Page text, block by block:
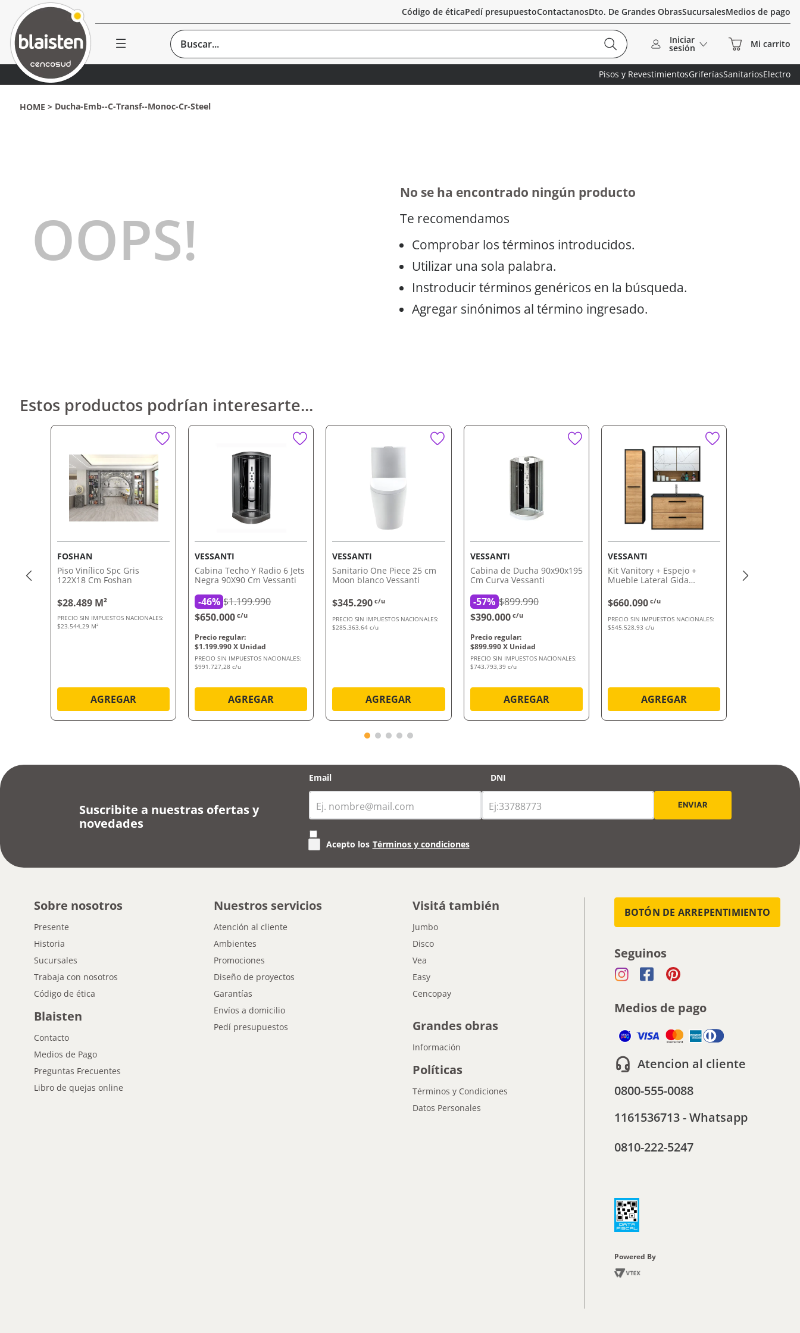
Código de éticaPedí presupuestoContactanosDto. De Grandes ObrasSucursalesMedios de pago
Buscar... Iniciar
sesión
Pisos y RevestimientosGriferíasSanitariosElectro
Ducha-Emb--c-Transf--monoc-Cr-Steel
OOPS!
No se ha encontrado ningún producto
Te recomendamos
Comprobar los términos introducidos.
Utilizar una sola palabra.
Instroducir términos genéricos en la búsqueda.
Agregar sinónimos al término ingresado.
Estos productos podrían interesarte...
FOSHAN
Piso Vinílico Spc Gris
122X18 Cm Foshan
$28.489 M²
PRECIO SIN IMPUESTOS NACIONALES:
$23.544,29 M²
AGREGAR
VESSANTI
Cabina Techo Y Radio 6 Jets
Negra 90X90 Cm Vessanti
-46% $1.199.990
$650.000 c/u
$1.199.990
PRECIO SIN IMPUESTOS NACIONALES:
$991.727,28 c/u
AGREGAR
VESSANTI
Sanitario One Piece 25 cm
Moon blanco Vessanti
$345.290 c/u
PRECIO SIN IMPUESTOS NACIONALES:
$285.363,64 c/u
AGREGAR
VESSANTI
Cabina de Ducha 90x90x195
Cm Curva Vessanti
-57% $899.990
$390.000 c/u
$899.990
PRECIO SIN IMPUESTOS NACIONALES:
$743.793,39 c/u
AGREGAR
VESSANTI
Kit Vanitory + Espejo +
Mueble Lateral Gida
$660.090 c/u
PRECIO SIN IMPUESTOS NACIONALES:
$545.528,93 c/u
AGREGAR
Suscribite a nuestras ofertas y
novedades
Email DNI
Acepto los Términos y condiciones
Sobre nosotros
Presente
Historia
Sucursales
Trabaja con nosotros
Código de ética
Blaisten
Contacto
Medios de Pago
Preguntas Frecuentes
Libro de quejas online
Nuestros servicios
Atención al cliente
Ambientes
Promociones
Diseño de proyectos
Garantías
Envíos a domicilio
Pedí presupuestos
Visitá también
Jumbo
Disco
Vea
Easy
Cencopay
Grandes obras
Información
Políticas
Términos y Condiciones
Datos Personales
BOTÓN DE ARREPENTIMIENTO
Seguinos
Medios de pago
Atencion al cliente
0800-555-0088
1161536713 - Whatsapp
0810-222-5247
Powered By